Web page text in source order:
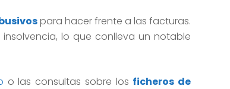
para hacer frente a las facturas.
lo que conlleva un notable
o las consultas sobre los ficheros de